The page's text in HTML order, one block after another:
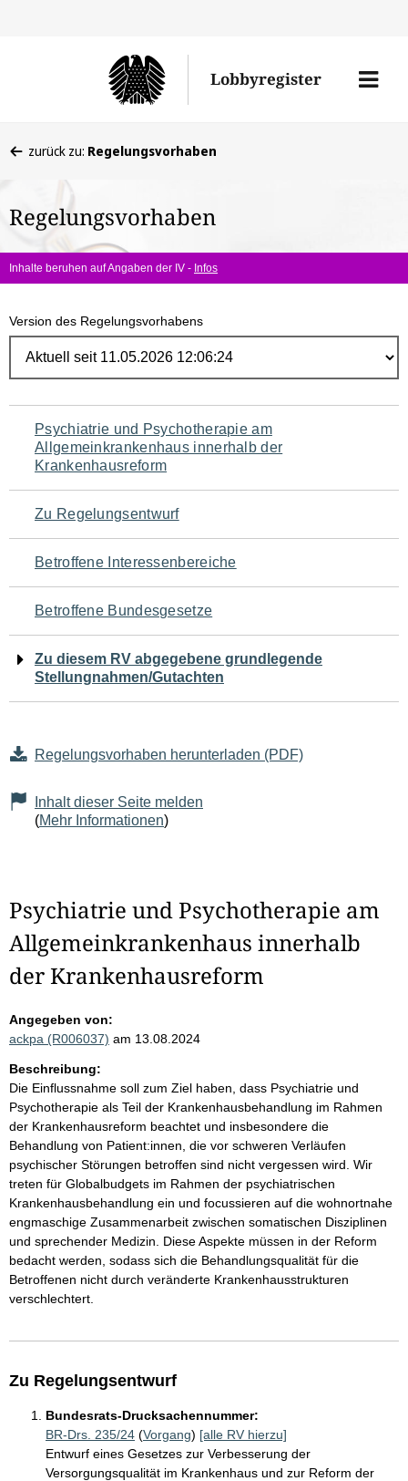
Lobbyregister
Menü
befinden
hier:
zurück zu: Regelungsvorhaben
Regelungsvorhaben
Inhalte beruhen auf Angaben der IV - Infos
Version des Regelungsvorhabens
Navigation
für
den
Seiteninhalt
Psychiatrie und Psychotherapie am
Allgemeinkrankenhaus innerhalb der
Krankenhausreform
Zu Regelungsentwurf
Betroffene Interessenbereiche
Betroffene Bundesgesetze
Zu diesem RV abgegebene grundlegende
Stellungnahmen/Gutachten
Regelungsvorhaben herunterladen (PDF)
Inhalt dieser Seite melden
(Mehr Informationen)
Psychiatrie und Psychotherapie am
Allgemeinkrankenhaus innerhalb
der Krankenhausreform
Angegeben von:
ackpa (R006037) am 13.08.2024
Beschreibung:
Die Einflussnahme soll zum Ziel haben, dass Psychiatrie und
Psychotherapie als Teil der Krankenhausbehandlung im Rahmen
der Krankenhausreform beachtet und insbesondere die
Behandlung von Patient:innen, die vor schweren Verläufen
psychischer Störungen betroffen sind nicht vergessen wird. Wir
treten für Globalbudgets im Rahmen der psychiatrischen
Krankenhausbehandlung ein und focussieren auf die wohnortnahe
engmaschige Zusammenarbeit zwischen somatischen Disziplinen
und sprechender Medizin. Diese Aspekte müssen in der Reform
bedacht werden, sodass sich die Behandlungsqualität für die
Betroffenen nicht durch veränderte Krankenhausstrukturen
verschlechtert.
Zu Regelungsentwurf
Bundesrats-Drucksachennummer:
BR-Drs. 235/24 (Vorgang) [alle RV hierzu]
Entwurf eines Gesetzes zur Verbesserung der
Versorgungsqualität im Krankenhaus und zur Reform der